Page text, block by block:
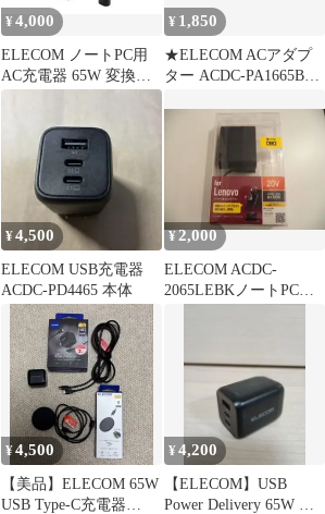
¥4,000
ELECOM ノートPC用
AC充電器 65W 変換コ
ネクタ付
¥ 1,850
★ELECOM ACアダプ
ター ACDC-PA1665BK
¥4,500
ELECOM USB充電器
ACDC-PD4465 本体
¥2,000
ELECOM ACDC-
2065LEBKノートPC用
¥4,500
【美品】ELECOM 65W
USB Type-C充電器
¥4,200
【ELECOM】USB
Power Delivery 65W キ